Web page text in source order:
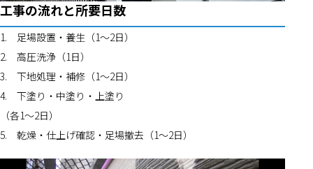
工事の流れと所要日数
1.	足場設置・養生（1〜2日）
2.	高圧洗浄（1日）
3.	下地処理・補修（1〜2日）
4.	下塗り・中塗り・上塗り
（各1〜2日）
5.	乾燥・仕上げ確認・足場撤去（1〜2日）